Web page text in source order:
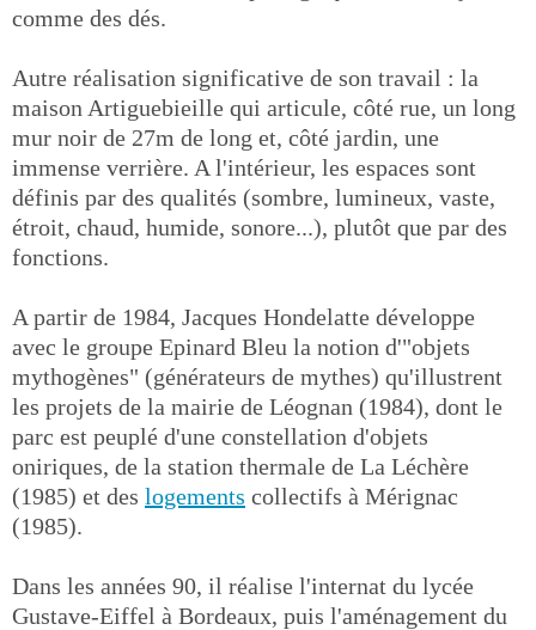
comme des dés.
Autre réalisation significative de son travail : la
maison Artiguebieille qui articule, côté rue, un long
mur noir de 27m de long et, côté jardin, une
immense verrière. A l'intérieur, les espaces sont
définis par des qualités (sombre, lumineux, vaste,
étroit, chaud, humide, sonore...), plutôt que par des
fonctions.
A partir de 1984, Jacques Hondelatte développe
avec le groupe Epinard Bleu la notion d'"objets
mythogènes" (générateurs de mythes) qu'illustrent
les projets de la mairie de Léognan (1984), dont le
parc est peuplé d'une constellation d'objets
oniriques, de la station thermale de La Léchère
(1985) et des logements collectifs à Mérignac
(1985).
Dans les années 90, il réalise l'internat du lycée
Gustave-Eiffel à Bordeaux, puis l'aménagement du